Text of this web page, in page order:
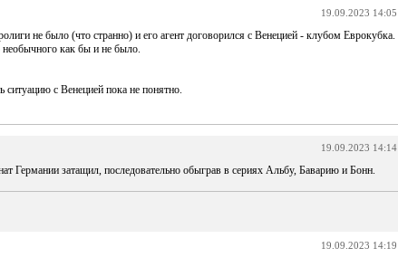
19.09.2023 14:05
не было (что странно) и его агент договорился с Венецией - клубом Еврокубка.
как бы и не было.
ситуацию с Венецией пока не понятно.
19.09.2023 14:14
Германии затащил, последовательно обыграв в сериях Альбу, Баварию и Бонн.
19.09.2023 14:19